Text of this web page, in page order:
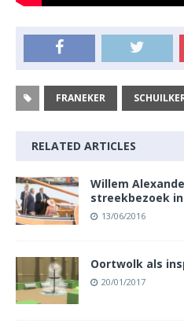
FRANEKER
RELATED ARTICLES
Willem
streekbezoek
13/06/2016
Oortwolk als
20/01/2017